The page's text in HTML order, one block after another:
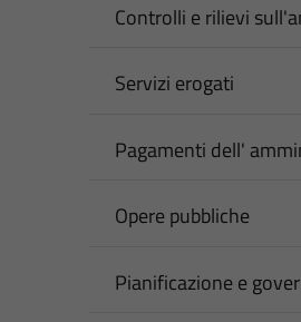
Controlli e rilievi
Servizi erogati
Pagamenti dell'
Opere pubbliche
Pianificazione e